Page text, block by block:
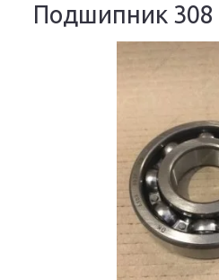
Подшипник 308